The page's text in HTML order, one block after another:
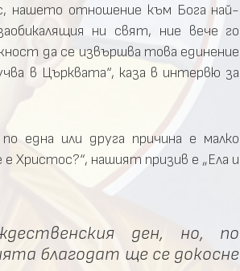
нашето отношение към Бога най-
ни свят, ние вече го
да се извършва това единение
в Църквата“, каза в интервю за
една или друга причина е малко
Христос?“, нашият призив е „Ела и
ден, но, по
благодат ще се докосне